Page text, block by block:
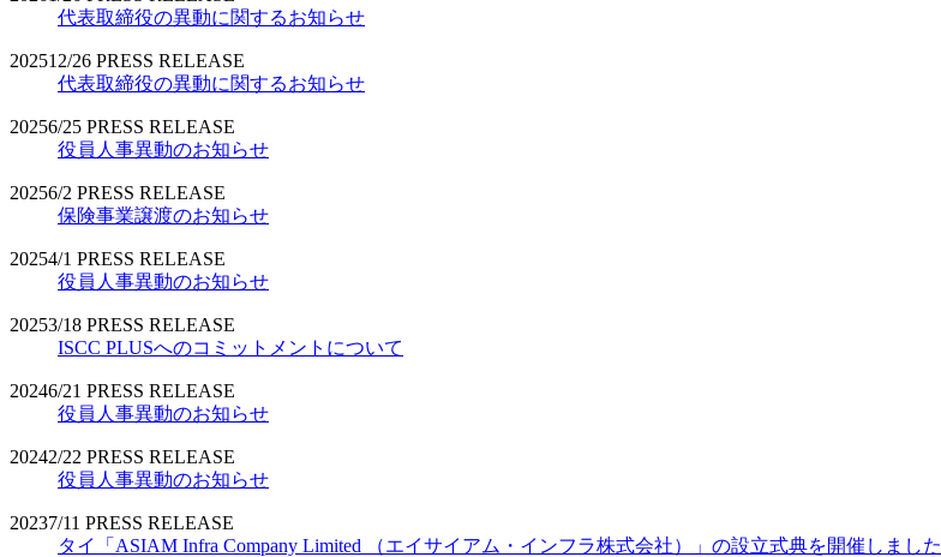
代表取締役の異動に関するお知らせ
202512/26 PRESS RELEASE
代表取締役の異動に関するお知らせ
20256/25 PRESS RELEASE
役員人事異動のお知らせ
20256/2 PRESS RELEASE
保険事業譲渡のお知らせ
20254/1 PRESS RELEASE
役員人事異動のお知らせ
20253/18 PRESS RELEASE
ISCC PLUSへのコミットメントについて
20246/21 PRESS RELEASE
役員人事異動のお知らせ
20242/22 PRESS RELEASE
役員人事異動のお知らせ
20237/11 PRESS RELEASE
タイ「ASIAM Infra Company Limited （エイサイアム・インフラ株式会社）」の設立式典を開催しました